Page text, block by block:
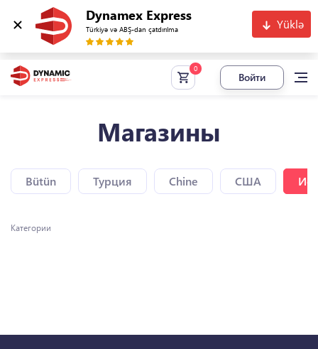
Dynamex Express
Türkiyə və ABŞ-dan çatdırılma Yüklə
Войти
Магазины
Bütün Турция Chine США
Категории